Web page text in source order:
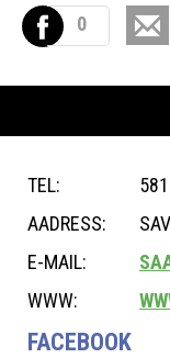
0
TEL:
AADRESS:
E-MAIL:
WWW:
FACEBOOK